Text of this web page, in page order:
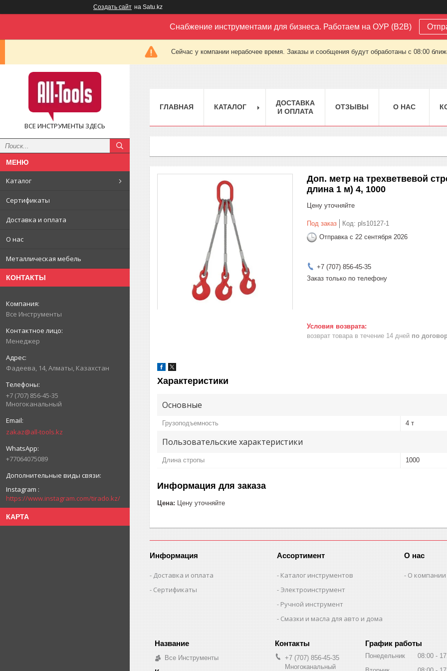
Создать сайт на Satu.kz
Снабжение инструментами для бизнеса. Работаем на ОУР (B2B)
Сейчас у компании нерабочее время. Заказы и сообщения будут обработаны с 08:00
ВСЕ ИНСТРУМЕНТЫ ЗДЕСЬ
Каталог
Сертификаты
Доставка и оплата
О нас
Металлическая мебель
КОНТАКТЫ
Все Инструменты
Менеджер
Фадеева, 14, Алматы, Казахстан
+7 (707) 856-45-35
Многоканальный
zakaz@all-tools.kz
+77064075089
Instagram
https://www.instagram.com/tirado.kz/
КАРТА
ГЛАВНАЯ КАТАЛОГ
ДОСТАВКА
И ОПЛАТА
ОТЗЫВЫ О НАС
Доп. метр на трехветвевой
длина 1 м) 4, 1000
Цену уточняйте
Под заказ Код: pls10127-1
Отправка с 22 сентября 2026
+7 (707) 856-45-35
Заказ только по телефону
возврат товара в течение 14 дней по
Характеристики
Основные
Грузоподъемность 4 т
Пользовательские характеристики
Длина стропы 1000
Информация для заказа
Цена: Цену уточняйте
Информация
Доставка и оплата
Сертификаты
Ассортимент
Каталог инструментов
Электроинструмент
Ручной инструмент
Смазки и масла для авто и дома
О нас
О компании
Все Инструменты
+7 (707) 856-45-35
Многоканальный
График работы
Понедельник 08:00